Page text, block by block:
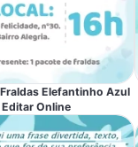
Elefantinho Azul
Online